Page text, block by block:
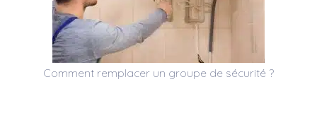
Comment remplacer un groupe de sécurité ?